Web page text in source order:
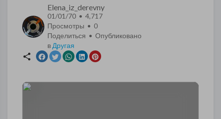
Elena_iz_derevny
01/01/70 • 4,717
Просмотры • 0
Поделиться • Опубликовано
в Другая